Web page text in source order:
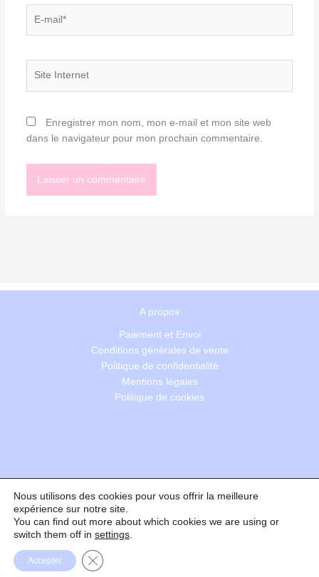
mail*
Enregistrer mon nom, mon e-mail et mon site web
dans le navigateur pour mon prochain commentaire.
A propos
Paiement et Envoi
Conditions générales de vente
Politique de confidentialité
Mentions légales
Politique de cookies
Recherche
Nous utilisons des cookies pour vous offrir la meilleure
expérience sur notre site.
You can find out more about which cookies we are using or
switch them off in settings
Accepter Fermer la bannière des cookies GDPR